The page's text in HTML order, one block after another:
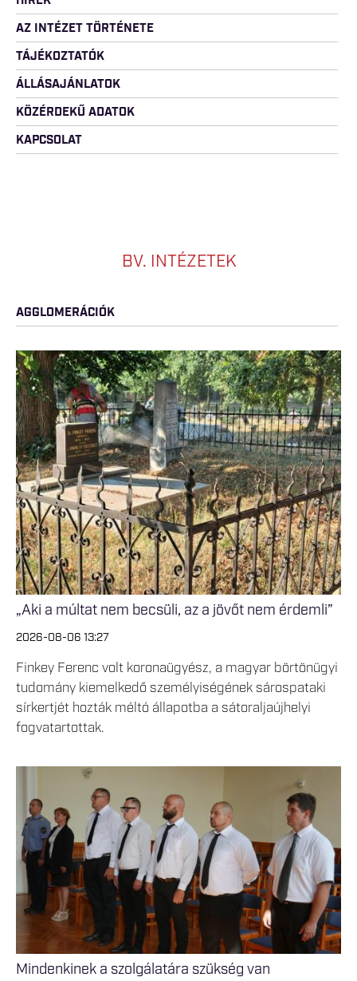
AZ INTÉZET TÖRTÉNETE
TÁJÉKOZTATÓK
ÁLLÁSAJÁNLATOK
KÖZÉRDEKŰ ADATOK
KAPCSOLAT
BV. INTÉZETEK
AGGLOMERÁCIÓK
„Aki a múltat nem becsüli, az a jövőt nem érdemli”
2026-08-06 13:27
Finkey Ferenc volt koronaügyész, a magyar börtönügyi
tudomány kiemelkedő személyiségének sárospataki
sírkertjét hozták méltó állapotba a sátoraljaújhelyi
fogvatartottak.
Mindenkinek a szolgálatára szükség van